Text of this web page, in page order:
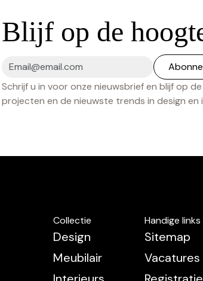
Blijf op de
Schrijf u in voor onze nieuwsbrief en blijf op
projecten en de nieuwste trends in design en
Collectie
Design
Meubilair
Handige links
Sitemap
Vacatures